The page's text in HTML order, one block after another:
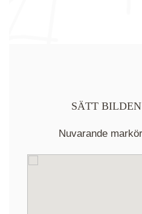
SÄTT
Nuvarande